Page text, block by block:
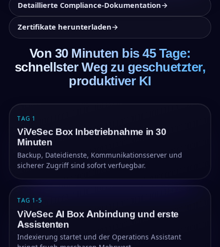
Detaillierte Compliance-Dokumentation→
Zertifikate herunterladen→
Von 30 Minuten bis 45 Tage:
schnellster Weg zu geschuetzter,
produktiver KI
TAG 1
ViVeSec Box Inbetriebnahme in 30
Minuten
Backup, Dateidienste, Kommunikationsserver und
sicherer Zugriff sind sofort verfuegbar.
TAG 1-5
ViVeSec AI Box Anbindung und erste
Assistenten
Indexierung startet und der Operations Assistant